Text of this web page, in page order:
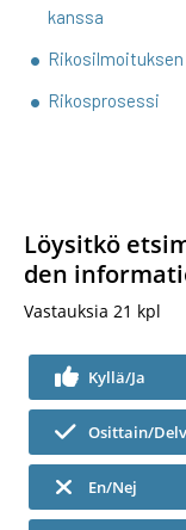
kanssa
Rikosprosessi
Löysitkö
den
Vastauksia 21 kpl
Kyllä/Ja
Osittain/
En/Nej